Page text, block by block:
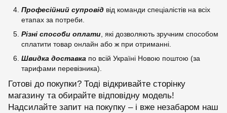
Професійний супровід від команди спеціалістів на всіх
етапах за потреби.
Різні способи оплати , які дозволяють зручним способом
сплатити товар онлайн або ж при отриманні.
Швидка доставка по всій Україні Новою поштою (за
тарифами перевізника).
Готові до покупки? Тоді відкривайте сторінку
магазину та обирайте відповідну модель!
Надсилайте запит на покупку – і вже незабаром наш